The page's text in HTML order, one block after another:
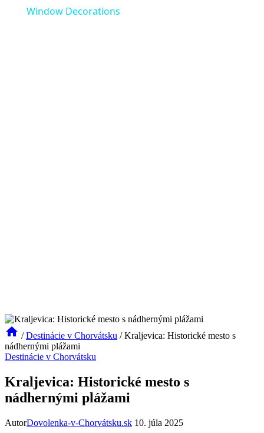
Window Decorations
/ Destinácie v Chorvátsku / Kraljevica: Historické mesto s
nádhernými plážami
Destinácie v Chorvátsku
Kraljevica: Historické mesto s
nádhernými plážami
AutorDovolenka-v-Chorvátsku.sk 10. júla 2025